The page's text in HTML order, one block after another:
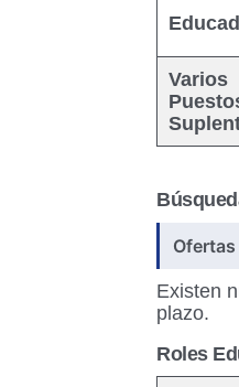
Varios
Existen
plazo.
Roles